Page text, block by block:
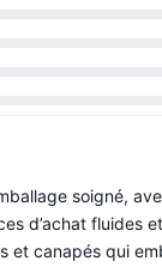
soigné,
d’achat fluides
et canapés qui